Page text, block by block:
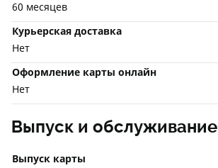
60 месяцев
Курьерская доставка
Нет
Оформление карты онлайн
Нет
Выпуск и обслуживание
Выпуск карты